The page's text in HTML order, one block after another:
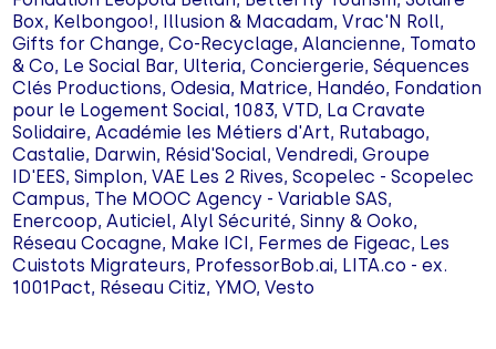
Box, Kelbongoo!, Illusion & Macadam, Vrac'N Roll,
Gifts for Change, Co-Recyclage, Alancienne, Tomato
& Co, Le Social Bar, Ulteria, Conciergerie, Séquences
Clés Productions, Odesia, Matrice, Handéo, Fondation
pour le Logement Social, 1083, VTD, La Cravate
Solidaire, Académie les Métiers d'Art, Rutabago,
Castalie, Darwin, Résid'Social, Vendredi, Groupe
ID'EES, Simplon, VAE Les 2 Rives, Scopelec - Scopelec
Campus, The MOOC Agency - Variable SAS,
Enercoop, Auticiel, Alyl Sécurité, Sinny & Ooko,
Réseau Cocagne, Make ICI, Fermes de Figeac, Les
Cuistots Migrateurs, ProfessorBob.ai, LITA.co - ex.
1001Pact, Réseau Citiz, YMO, Vesto